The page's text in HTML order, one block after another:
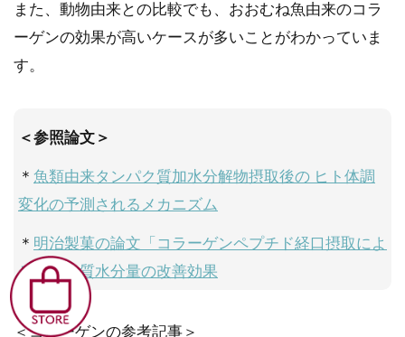
また、動物由来との比較でも、おおむね魚由来のコラ
ーゲンの効果が高いケースが多いことがわかっていま
す。
＜参照論文＞
＊ 魚類由来タンパク質加水分解物摂取後の ヒト体調
変化の予測されるメカニズム
＊ 明治製菓の論文「コラーゲンペプチド経口摂取によ
る皮膚角質水分量の改善効果
＜コラーゲンの参考記事＞